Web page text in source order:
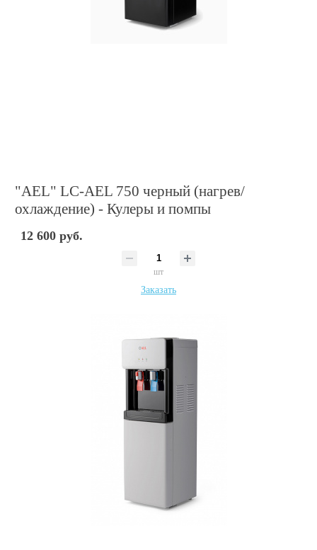
"AEL" LС-AEL 750 черный (нагрев/
охлаждение) - Кулеры и помпы
12 600 руб.
шт
Заказать